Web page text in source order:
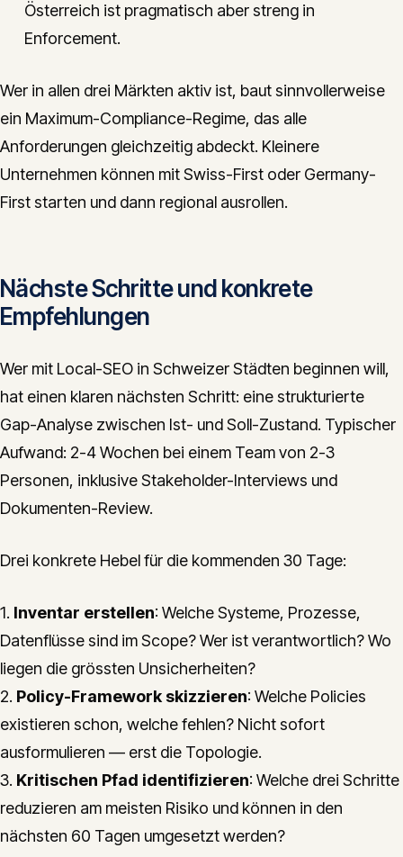
Österreich ist pragmatisch aber streng in
Enforcement.
Wer in allen drei Märkten aktiv ist, baut sinnvollerweise
ein Maximum-Compliance-Regime, das alle
Anforderungen gleichzeitig abdeckt. Kleinere
Unternehmen können mit Swiss-First oder Germany-
First starten und dann regional ausrollen.
Nächste Schritte und konkrete
Empfehlungen
Wer mit Local-SEO in Schweizer Städten beginnen will,
hat einen klaren nächsten Schritt: eine strukturierte
Gap-Analyse zwischen Ist- und Soll-Zustand. Typischer
Aufwand: 2-4 Wochen bei einem Team von 2-3
Personen, inklusive Stakeholder-Interviews und
Dokumenten-Review.
Drei konkrete Hebel für die kommenden 30 Tage:
1. Inventar erstellen: Welche Systeme, Prozesse,
Datenflüsse sind im Scope? Wer ist verantwortlich? Wo
liegen die grössten Unsicherheiten?
2. Policy-Framework skizzieren: Welche Policies
existieren schon, welche fehlen? Nicht sofort
ausformulieren — erst die Topologie.
3. Kritischen Pfad identifizieren: Welche drei Schritte
reduzieren am meisten Risiko und können in den
nächsten 60 Tagen umgesetzt werden?